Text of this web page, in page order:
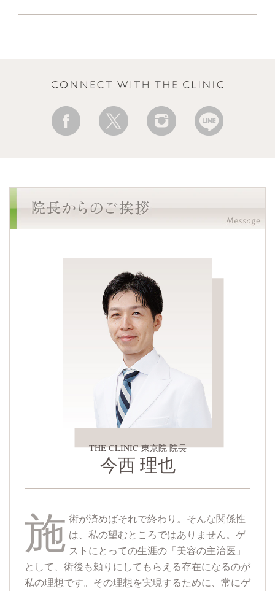
施 術が済めばそれで終わり。そんな関係性
は、私の望むところではありません。ゲ
ストにとっての生涯の「美容の主治医」
として、術後も頼りにしてもらえる存在になるのが
私の理想です。その理想を実現するために、常にゲ
THE CLINIC 東京院 院長
今西 理也